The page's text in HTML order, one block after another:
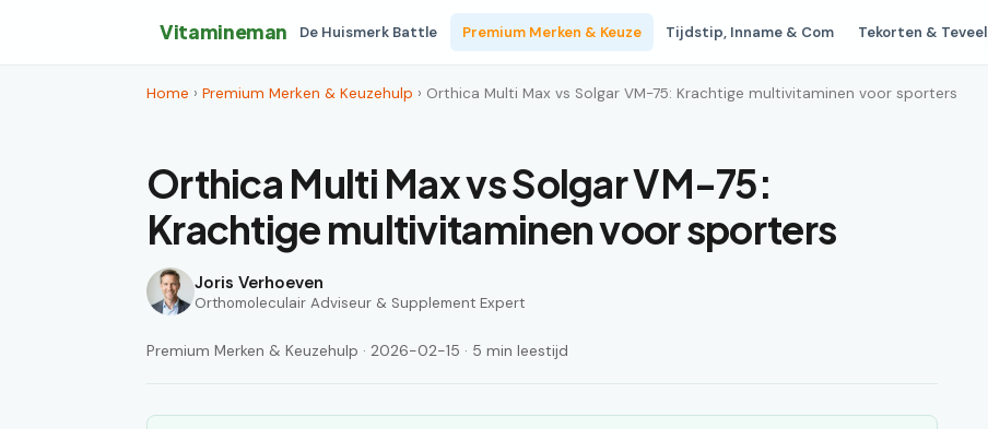
Vitamineman De Huismerk Battle Premium Merken & Keuze Tijdstip, Inname & Com Tekorten & Teveel
Home › Premium Merken & Keuzehulp › Orthica Multi Max vs Solgar VM-75: Krachtige multivitaminen voor sporters
Orthica Multi Max vs Solgar VM-75:
Krachtige multivitaminen voor sporters
Joris Verhoeven
Orthomoleculair Adviseur & Supplement Expert
Premium Merken & Keuzehulp · 2026-02-15 · 5 min leestijd